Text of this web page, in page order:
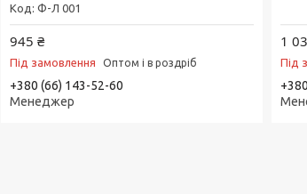
Ф-Л 001
945 ₴
Під замовлення Оптом і в роздріб
+380 (66) 143-52-60
Менеджер
1
Під